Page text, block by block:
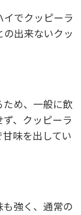
でクッピーラ
出来ないクッ
め、一般に飲
、クッピーラ
味を出してい
強く、通常の